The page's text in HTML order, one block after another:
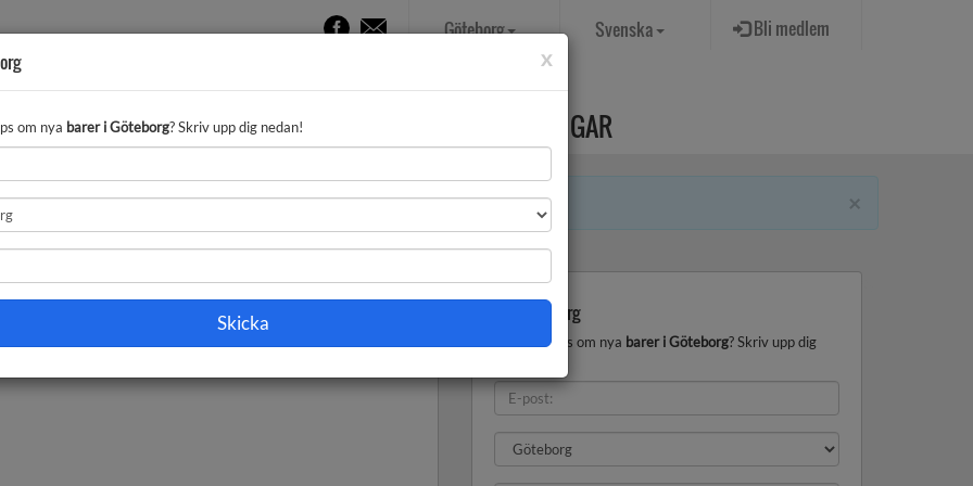
Bli medlem
Svenska
Göteborg
NATTKLUBBAR QUIZ PROVNINGAR
×
kan därför vara avvikande.
information om barer i Göteborg . Exempelvis
Bar Göteborg
Vill du få tips om nya barer i Göteborg? Skriv upp dig
x
om nya barer i Göteborg? Skriv upp dig nedan!